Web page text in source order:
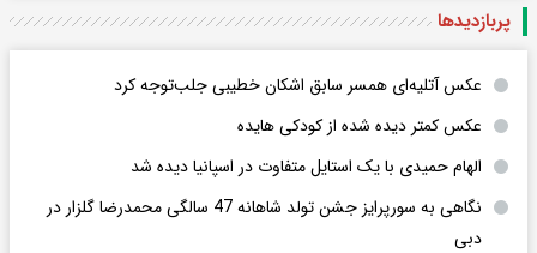
پربازدید‌ها
عکس‌ آتلیه‌ای همسر سابق اشکان خطیبی جلب‌توجه کرد
عکس کمتر دیده شده از کودکی هایده
الهام حمیدی با یک استایل متفاوت در اسپانیا دیده شد
نگاهی به سورپرایز جشن تولد شاهانه 47 سالگی محمدرضا گلزار در
دبی